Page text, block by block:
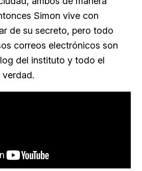
Simon vive con
de su secreto, pero todo
correos electrónicos son
del instituto y todo el